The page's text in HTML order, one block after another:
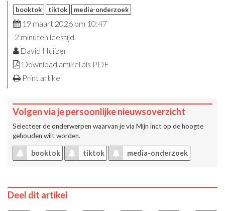
booktok tiktok media-onderzoek
19 maart 2026 om 10:47
2 minuten leestijd
David Huijzer
Download artikel als PDF
Print artikel
Volgen via je persoonlijke nieuwsoverzicht
Selecteer de onderwerpen waarvan je via Mijn inct op de hoogte
gehouden wilt worden.
booktok tiktok media-onderzoek
Deel dit artikel